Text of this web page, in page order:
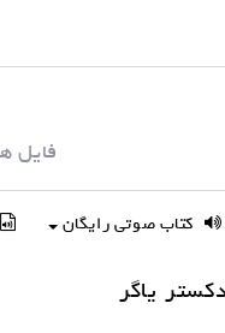
فایل
کتاب صوتی رایگان
یاگر